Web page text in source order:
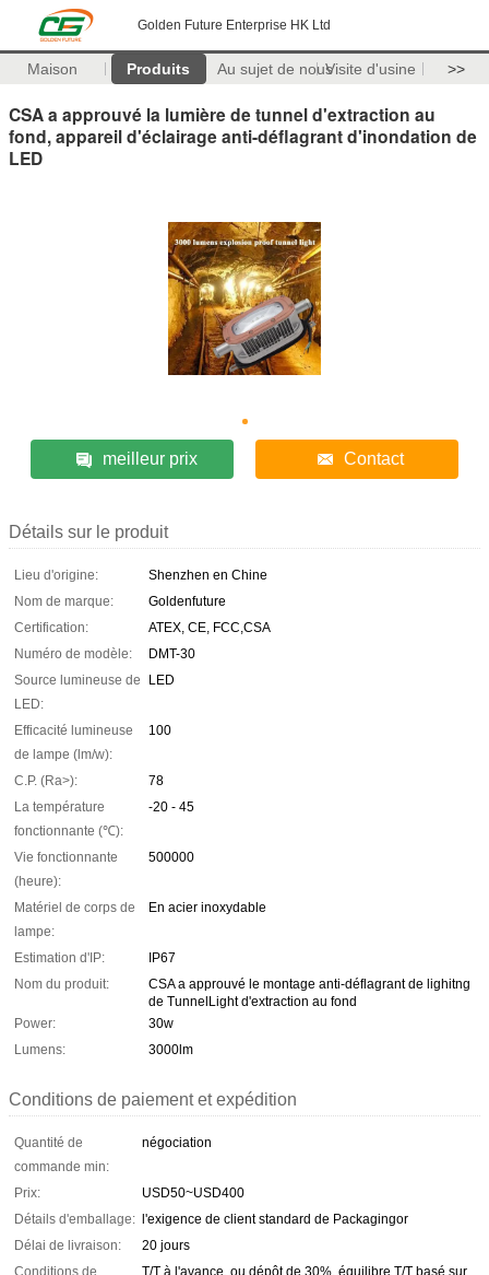
Golden Future Enterprise HK Ltd
Maison Produits Au sujet de nousVisite d'usine >>
CSA a approuvé la lumière de tunnel d'extraction au
fond, appareil d'éclairage anti-déflagrant d'inondation de
LED
meilleur prix Contact
Détails sur le produit
Lieu d'origine:
Shenzhen en Chine
Nom de marque:
Goldenfuture
Certification:
ATEX, CE, FCC,CSA
Numéro de modèle:
DMT-30
Source lumineuse de
LED:
LED
Efficacité lumineuse
de lampe (lm/w):
100
C.P. (Ra>):
78
La température
fonctionnante (℃):
-20 - 45
Vie fonctionnante
(heure):
500000
Matériel de corps de
lampe:
En acier inoxydable
Estimation d'IP:
IP67
Nom du produit:
CSA a approuvé le montage anti-déflagrant de lighitng
de TunnelLight d'extraction au fond
Power:
30w
Lumens:
3000lm
Conditions de paiement et expédition
Quantité de
commande min:
négociation
Prix:
USD50~USD400
Détails d'emballage: l'exigence de client standard de Packagingor
Délai de livraison:
20 jours
Conditions de
T/T à l'avance, ou dépôt de 30%, équilibre T/T basé sur